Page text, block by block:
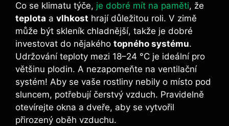
Co se klimatu týče, je dobré mít na paměti, že
teplota a vlhkost hrají důležitou roli. V zimě
může být skleník chladnější, takže je dobré
investovat do nějakého topného systému.
Udržování teploty mezi 18–24 °C je ideální pro
většinu plodin. A nezapomeňte na ventilační
systém! Aby se vaše rostliny nebily o místo pod
sluncem, potřebují čerstvý vzduch. Pravidelně
otevírejte okna a dveře, aby se vytvořil
přirozený oběh vzduchu.